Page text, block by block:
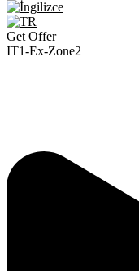
Get Offer
IT1-Ex-Zone2